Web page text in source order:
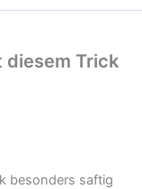
diesem Trick
besonders saftig